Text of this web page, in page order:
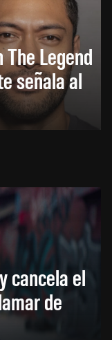
Legend
señala al
cancela el
de